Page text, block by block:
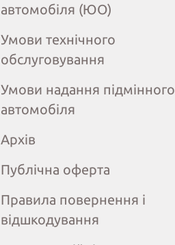
автомобіля (ЮО)
Умови технічного
обслуговування
Умови надання підмінного
автомобіля
Архів
Публічна оферта
Правила повернення і
відшкодування